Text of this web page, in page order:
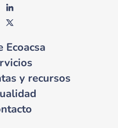
Ecoacsa
y recursos